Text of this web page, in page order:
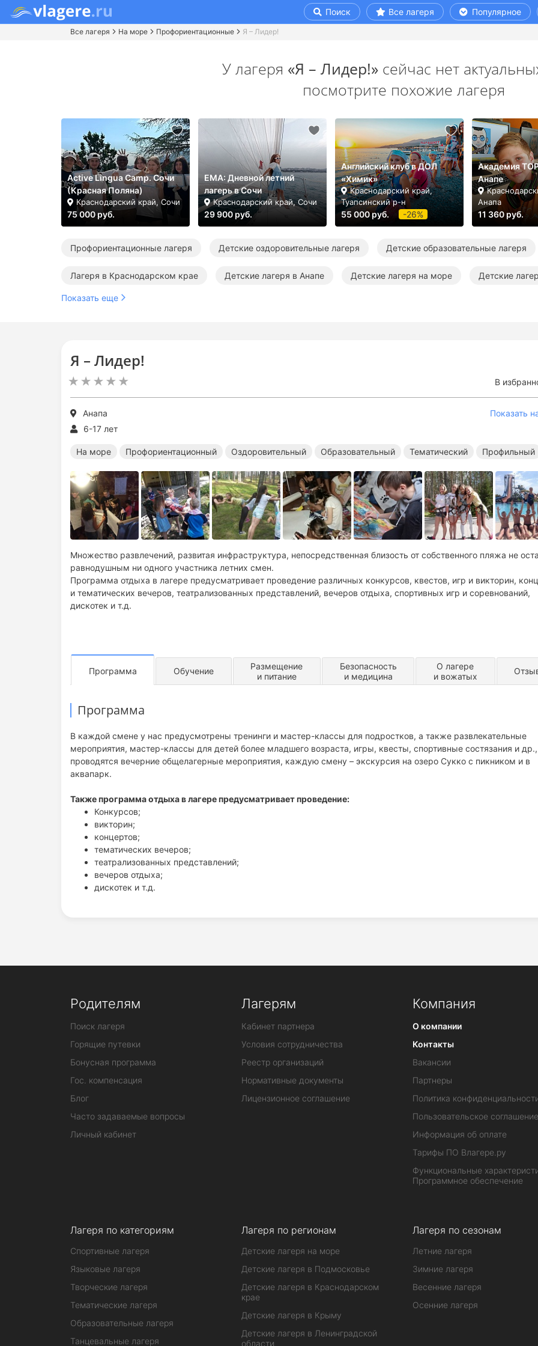
Поиск Все лагеря Популярное
Все лагеря На море Профориентационные Я – Лидер!
Я – Лидер!
В
Анапа
Показать
6-17 лет
На море Профориентационный Оздоровительный Образовательный Тематический Профильный
Множество развлечений, развитая инфраструктура, непосредственная близость от собственного пляжа не
равнодушным ни одного участника летних смен.
Программа отдыха в лагере предусматривает проведение различных конкурсов, квестов, игр и викторин,
и тематических вечеров, театрализованных представлений, вечеров отдыха, спортивных игр и соревнований,
дискотек и т.д.
Программа Обучение
Размещение
и питание
Безопасность
и медицина
О лагере
и вожатых
Программа
В каждой смене у нас предусмотрены тренинги и мастер-классы для подростков, а также развлекательные
мероприятия, мастер-классы для детей более младшего возраста, игры, квесты, спортивные состязания и др.,
проводятся вечерние общелагерные мероприятия, каждую смену – экскурсия на озеро Сукко с пикником и в
аквапарк.
Также программа отдыха в лагере предусматривает проведение:
Конкурсов;
викторин;
концертов;
тематических вечеров;
театрализованных представлений;
вечеров отдыха;
дискотек и т.д.
У лагеря «Я – Лидер!» сейчас нет
посмотрите похожие лагеря
Active Lingua Camp. Сочи
(Красная Поляна)
Краснодарский край, Сочи
75 000 руб.
ЕМА: Дневной летний
лагерь в Сочи
Краснодарский край, Сочи
29 900 руб.
Английский клуб в ДОЛ
«Химик»
Краснодарский край,
Туапсинский р-н
55 000 руб. -26%
Академия
Анапе
Анапа
11 360 руб.
Профориентационные лагеря Детские оздоровительные лагеря Детские образовательные лагеря
Лагеря в Краснодарском крае Детские лагеря в Анапе Детские лагеря на море Детские
Профориентационные лагеря в Краснодарском крае
Оздоровительные лагеря в Анапе
Оздоровительные лагеря на море Тематические лагеря на море
Показать еще
Родителям
Поиск лагеря
Горящие путевки
Бонусная программа
Гос. компенсация
Блог
Часто задаваемые вопросы
Личный кабинет
Лагерям
Кабинет партнера
Условия сотрудничества
Реестр организаций
Нормативные документы
Лицензионное соглашение
Компания
О компании
Контакты
Вакансии
Партнеры
Политика
Пользовательское соглашение
Информация об оплате
Тарифы ПО Влагере.ру
Функциональные
Программное обеспечение
Лагеря по категориям
Спортивные лагеря
Языковые лагеря
Творческие лагеря
Тематические лагеря
Образовательные лагеря
Танцевальные лагеря
Лагеря по регионам
Детские лагеря на море
Детские лагеря в Подмосковье
Детские лагеря в Краснодарском
крае
Детские лагеря в Крыму
Детские лагеря в Ленинградской
области
Лагеря по сезонам
Летние лагеря
Зимние лагеря
Весенние лагеря
Осенние лагеря